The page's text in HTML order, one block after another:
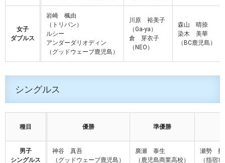
女子
ダブルス
岩崎 楓由
（トリパン）
ルシー
アンダーダリオディン
（グッドウェーブ鹿児島）
川原 裕美子
（Ga-ya）
倉 芽衣子
（NEO）
森山 晴捺
染木 美華
（BC鹿児島）
シングルス
種目 優勝 準優勝
男子
シングルス
神谷 真吾
（グッドウェーブ鹿児島）
廣瀬 泰生
（鹿児島商業高校）
瀬勢 拓
（指宿